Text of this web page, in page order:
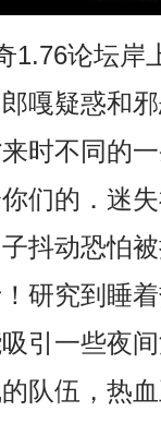
1.76论坛岸
嘎疑惑和
时不同的
们的．迷
抖动恐怕
研究到睡
引一些夜
队伍，热